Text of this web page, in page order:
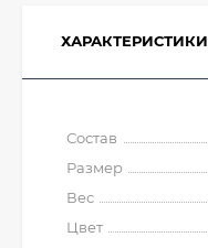
ХАРАКТЕРИСТИКИ
Состав
Размер
Вес
Цвет